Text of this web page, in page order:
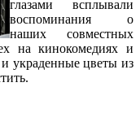
глазами всплывали
воспоминания о
наших совместных
на кинокомедиях и
украденные цветы из